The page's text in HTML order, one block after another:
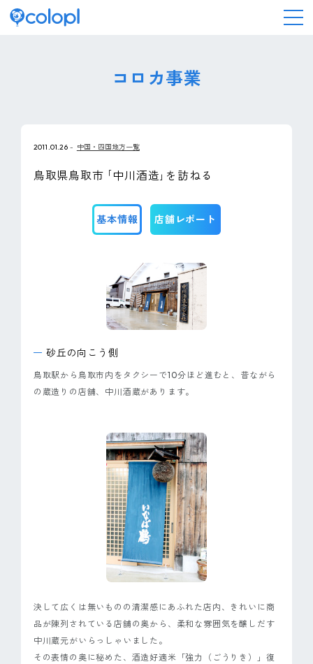
EN
コロカ事業
2011.01.26 中国・四国地方一覧
鳥取県鳥取市 ｢中川酒造｣を訪ねる
基本情報 店舗レポート
砂丘の向こう側
鳥取駅から鳥取市内をタクシーで10分ほど進むと、昔ながら
の蔵造りの店舗、中川酒蔵があります。
決して広くは無いものの清潔感にあふれた店内、きれいに商
品が陳列されている店舗の奥から、柔和な雰囲気を醸しだす
中川蔵元がいらっしゃいました。
その表情の奥に秘めた、酒造好適米「強力（ごうりき）」復